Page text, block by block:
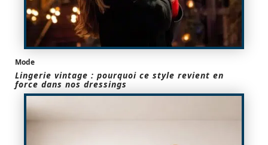
Mode
Lingerie vintage : pourquoi ce style revient en
force dans nos dressings